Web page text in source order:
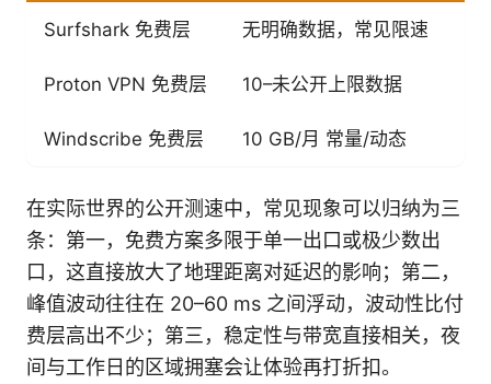
Surfshark 免费层 无明确数据，常见限速
Proton VPN 免费层 10–未公开上限数据
Windscribe 免费层 10 GB/月 常量/动态
在实际世界的公开测速中，常见现象可以归纳为三
条：第一，免费方案多限于单一出口或极少数出
口，这直接放大了地理距离对延迟的影响；第二，
峰值波动往往在 20–60 ms 之间浮动，波动性比付
费层高出不少；第三，稳定性与带宽直接相关，夜
间与工作日的区域拥塞会让体验再打折扣。